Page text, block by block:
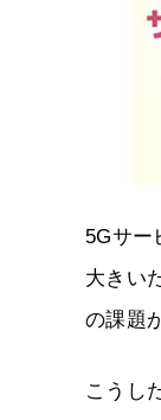
5Gサー
大きい
の課題
こうし